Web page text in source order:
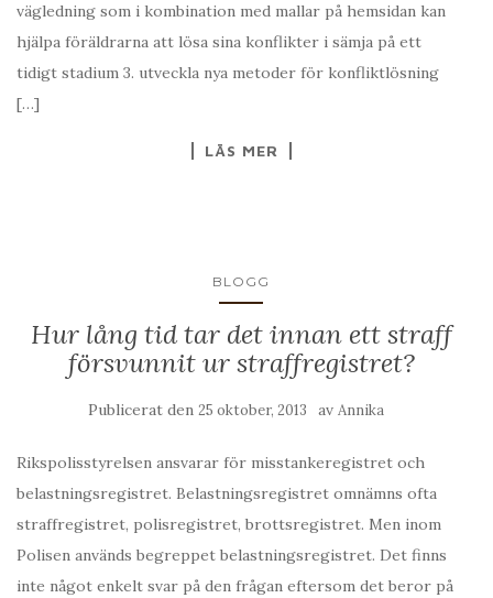
vägledning som i kombination med mallar på hemsidan kan
hjälpa föräldrarna att lösa sina konflikter i sämja på ett
tidigt stadium 3. utveckla nya metoder för konfliktlösning
[…]
LÄS MER
BLOGG
Hur lång tid tar det innan ett straff
försvunnit ur straffregistret?
Publicerat den 25 oktober, 2013 av Annika
Rikspolisstyrelsen ansvarar för misstankeregistret och
belastningsregistret. Belastningsregistret omnämns ofta
straffregistret, polisregistret, brottsregistret. Men inom
Polisen används begreppet belastningsregistret. Det finns
inte något enkelt svar på den frågan eftersom det beror på